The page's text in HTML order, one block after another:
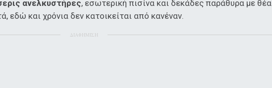
ανελκυστήρες, εσωτερική πισίνα και δεκάδες παράθυρα με θέα
εδώ και χρόνια δεν κατοικείται από κανέναν.
ΔΙΑΦΗΜΙΣΗ